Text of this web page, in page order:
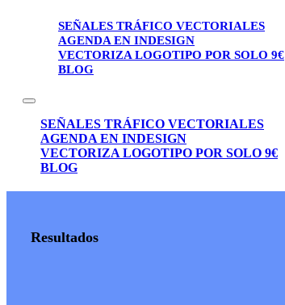
SEÑALES TRÁFICO VECTORIALES
AGENDA EN INDESIGN
VECTORIZA LOGOTIPO POR SOLO 9€
BLOG
SEÑALES TRÁFICO VECTORIALES
AGENDA EN INDESIGN
VECTORIZA LOGOTIPO POR SOLO 9€
BLOG
Resultados